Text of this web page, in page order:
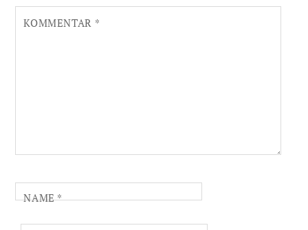
KOMMENTAR *
NAME*